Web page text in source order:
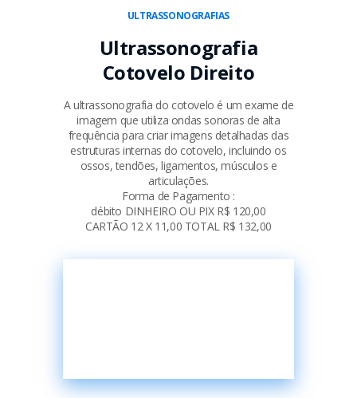
ULTRASSONOGRAFIAS
Ultrassonografia
Cotovelo Direito
A ultrassonografia do cotovelo é um exame de
imagem que utiliza ondas sonoras de alta
frequência para criar imagens detalhadas das
estruturas internas do cotovelo, incluindo os
ossos, tendões, ligamentos, músculos e
articulações.
Forma de Pagamento :
débito DINHEIRO OU PIX R$ 120,00
CARTÃO 12 X 11,00 TOTAL R$ 132,00